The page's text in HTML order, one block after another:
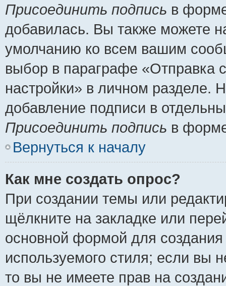
Присоединить подпись в
добавилась. Вы также можете
умолчанию ко всем вашим
выбор в параграфе «Отправка
настройки» в личном разделе.
добавление подписи в
Присоединить подпись в
Вернуться к началу
Как мне создать опрос?
При создании темы или
щёлкните на закладке или
основной формой для
используемого стиля; если вы
то вы не имеете прав на